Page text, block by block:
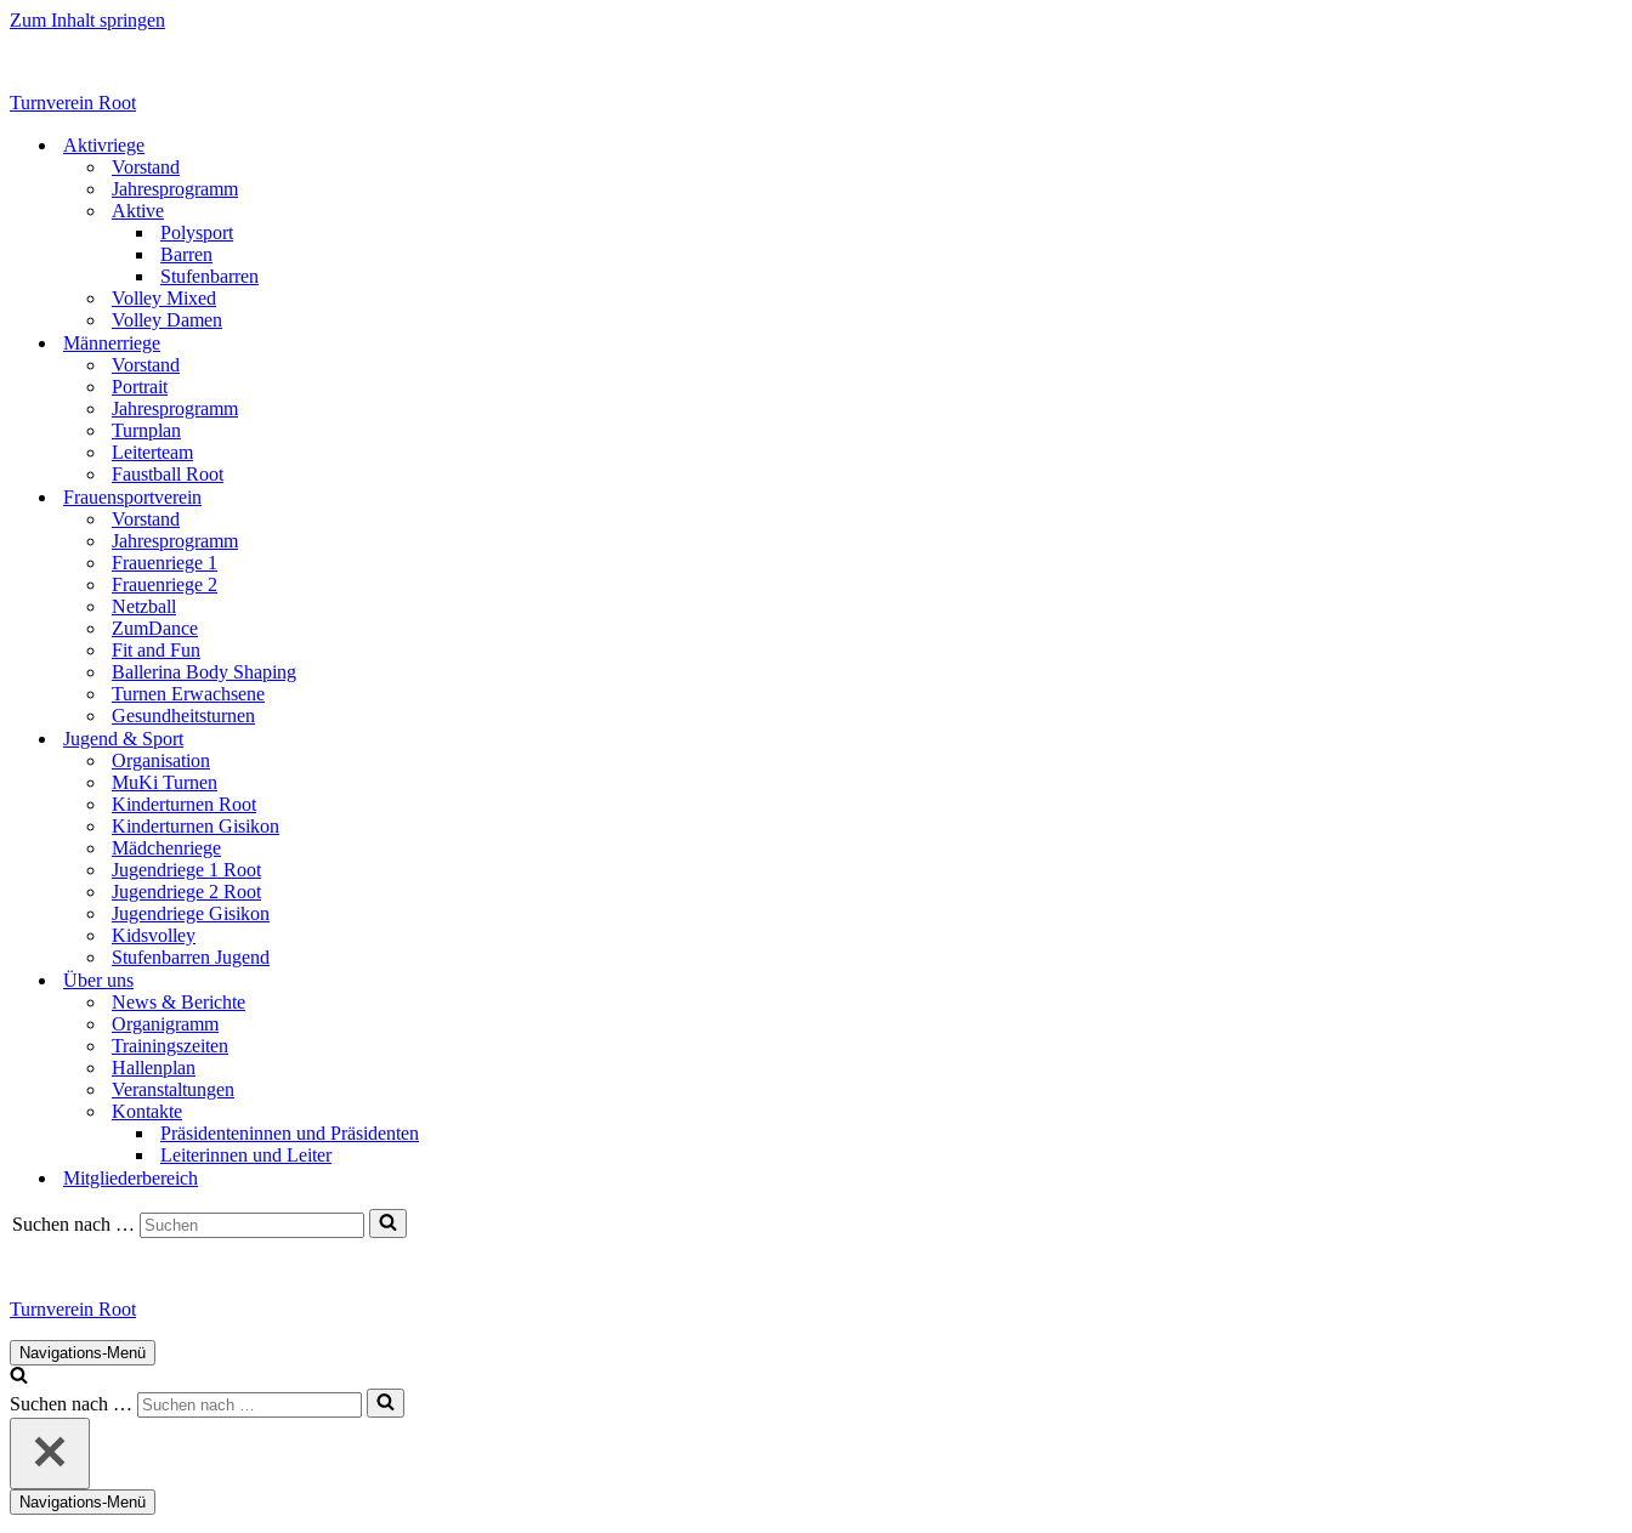
Zum Inhalt springen
Turnverein Root
Aktivriege
Vorstand
Jahresprogramm
Aktive
Polysport
Barren
Stufenbarren
Volley Mixed
Volley Damen
Männerriege
Vorstand
Portrait
Jahresprogramm
Turnplan
Leiterteam
Faustball Root
Frauensportverein
Vorstand
Jahresprogramm
Frauenriege 1
Frauenriege 2
Netzball
ZumDance
Fit and Fun
Ballerina Body Shaping
Turnen Erwachsene
Gesundheitsturnen
Jugend & Sport
Organisation
MuKi Turnen
Kinderturnen Root
Kinderturnen Gisikon
Mädchenriege
Jugendriege 1 Root
Jugendriege 2 Root
Jugendriege Gisikon
Kidsvolley
Stufenbarren Jugend
Über uns
News & Berichte
Organigramm
Trainingszeiten
Hallenplan
Veranstaltungen
Kontakte
Präsidenteninnen und Präsidenten
Leiterinnen und Leiter
Mitgliederbereich
Suchen nach …
Turnverein Root
Navigations-Menü
Suchen nach …
Navigations-Menü